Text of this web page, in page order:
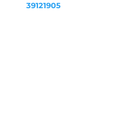
39121905